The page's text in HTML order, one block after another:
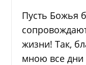
Пусть Божья
жизни! Так,
мною все дни